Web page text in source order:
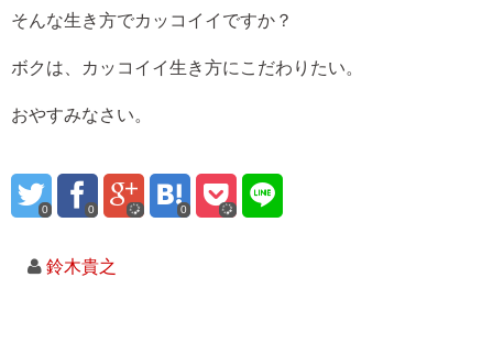
そんな生き方でカッコイイですか？
ボクは、カッコイイ生き方にこだわりたい。
おやすみなさい。
0 0 0
鈴木貴之